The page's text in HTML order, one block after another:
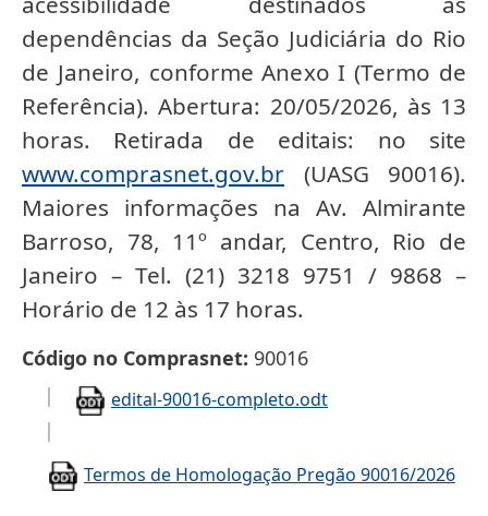
dependências da Seção Judiciária do Rio
de Janeiro, conforme Anexo I (Termo de
Referência). Abertura: 20/05/2026, às 13
horas. Retirada de editais: no site
www.comprasnet.gov.br (UASG 90016).
Maiores informações na Av. Almirante
Barroso, 78, 11º andar, Centro, Rio de
Janeiro – Tel. (21) 3218 9751 / 9868 –
Horário de 12 às 17 horas.
Código no Comprasnet 90016
edital-90016-completo.odt
Termos de Homologação Pregão 90016/2026